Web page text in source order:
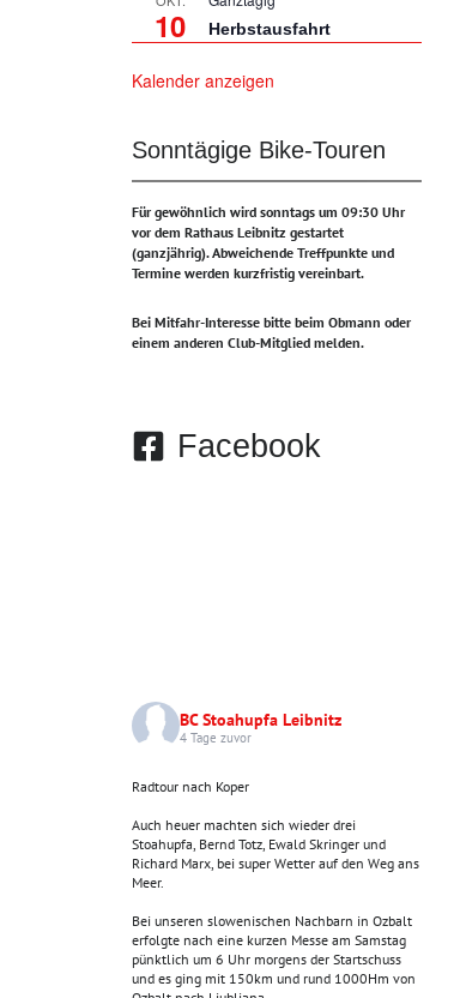
10 Herbstausfahrt
Kalender anzeigen
Sonntägige Bike-Touren
Für gewöhnlich wird sonntags um 09:30 Uhr
vor dem Rathaus Leibnitz gestartet
(ganzjährig).Abweichende Treffpunkte und
Termine werden kurzfristig vereinbart.
Bei Mitfahr-Interesse bitte beim Obmann oder
einem anderen Club-Mitglied melden.
Facebook
BC Stoahupfa Leibnitz
4 Tage zuvor
Radtour nach Koper
Auch heuer machten sich wieder drei
Stoahupfa, Bernd Totz, Ewald Skringer und
Richard Marx, bei super Wetter auf den Weg ans
Meer.
Bei unseren slowenischen Nachbarn in Ozbalt
erfolgte nach eine kurzen Messe am Samstag
pünktlich um 6 Uhr morgens der Startschuss
und es ging mit 150km und rund 1000Hm von